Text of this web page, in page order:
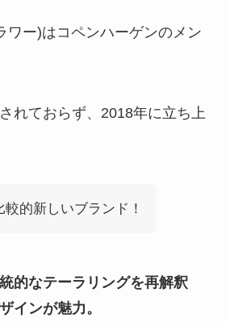
ワー)はコペンハーゲンのメン
れておらず、2018年に立ち上
較的新しいブランド！
的なテーラリングを再解釈
インが魅力。